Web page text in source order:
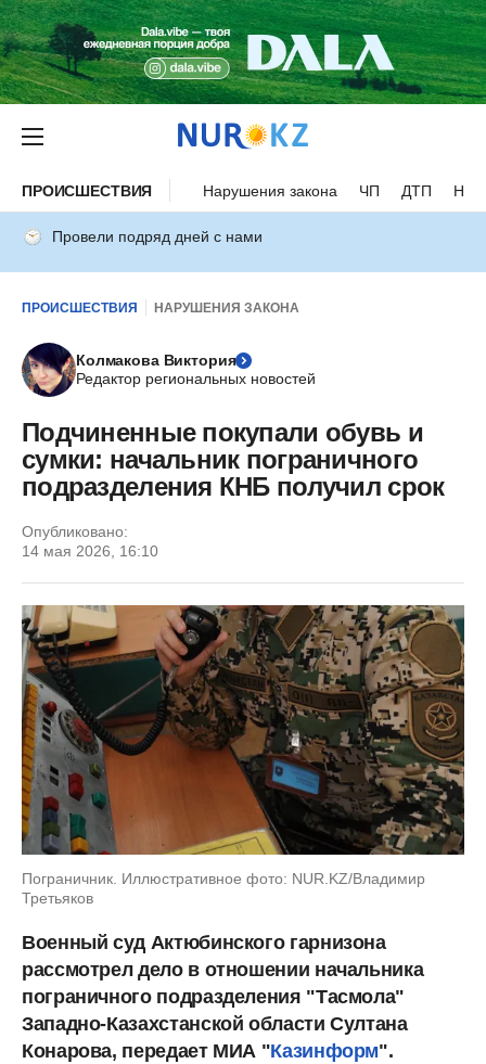
ПРОИСШЕСТВИЯ Нарушения закона ЧП ДТП
Провели подряд дней с нами
ПРОИСШЕСТВИЯ НАРУШЕНИЯ ЗАКОНА
Колмакова Виктория
Редактор региональных новостей
Подчиненные покупали обувь и
сумки: начальник пограничного
подразделения КНБ получил срок
Опубликовано:
14 мая 2026, 16:10
Пограничник. Иллюстративное фото: NUR.KZ/Владимир
Третьяков
Военный суд Актюбинского гарнизона
рассмотрел дело в отношении начальника
пограничного подразделения "Тасмола"
Западно-Казахстанской области Султана
Конарова, передает МИА "Казинформ".